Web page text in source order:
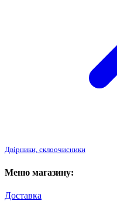
Двірники, склоочисники
Меню магазину:
Доставка